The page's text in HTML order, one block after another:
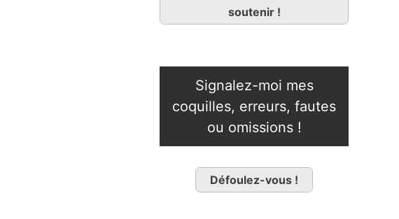
soutenir !
Signalez-moi mes
coquilles, erreurs, fautes
ou omissions !
Défoulez-vous !